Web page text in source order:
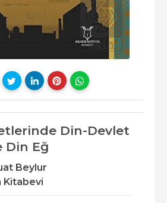
Din-Devlet
Din Eğ
Beylur
Kitabevi